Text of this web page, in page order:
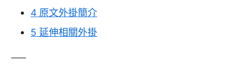
4 原文外掛簡介
5 延伸相關外掛